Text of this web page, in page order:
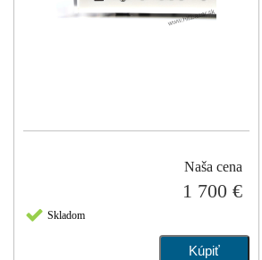
Naša cena
1 700 €
Skladom